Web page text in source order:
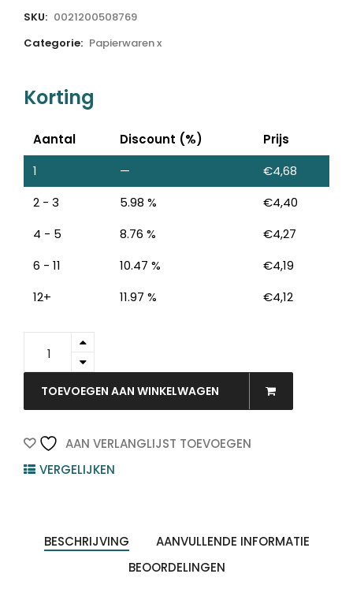
SKU: 0021200508769
Categorie: Papierwaren x
Korting
Aantal Discount (%)
Prijs
1
— €4,68
2 - 3
5.98 % €4,40
4 - 5
8.76 % €4,27
6 - 11
10.47 % €4,19
12+
11.97 % €4,12
3M
Post-
It
Tabs
11.9x43.2mm
Diverse
TOEVOEGEN AAN WINKELWAGEN
AAN VERLANGLIJST TOEVOEGEN
VERGELIJKEN
BESCHRIJVING
AANVULLENDE INFORMATIE
BEOORDELINGEN